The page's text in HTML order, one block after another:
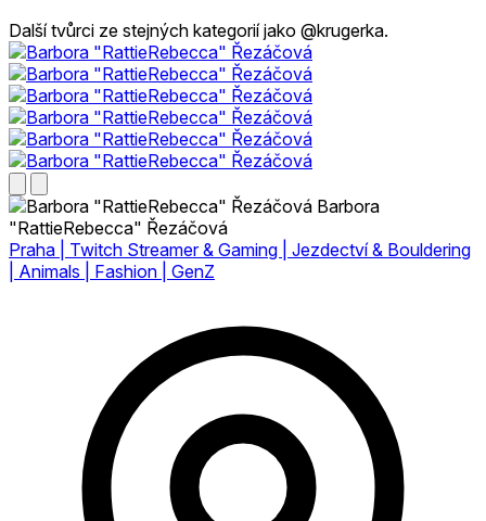
Další tvůrci ze stejných kategorií jako @krugerka.
Barbora
"RattieRebecca" Řezáčová
Praha | Twitch Streamer & Gaming | Jezdectví & Bouldering
| Animals | Fashion | GenZ